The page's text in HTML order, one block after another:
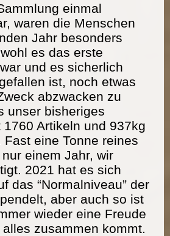
einmal
waren die Menschen
Jahr besonders
es das erste
und es sicherlich
ist, noch etwas
abzwacken zu
unser bisheriges
Artikeln und 937kg
eine Tonne reines
einem Jahr, wir
2021 hat es sich
das “Normalniveau” der
aber auch so ist
wieder eine Freude
zusammen kommt.